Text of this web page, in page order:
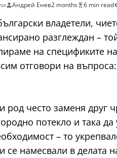
Андрей Енев2 months 6 min read
владетели,
разглеждан –
на спецификите
отговори на въпроса:
род често заменя
потекло и така
– то
се намесвали в делата